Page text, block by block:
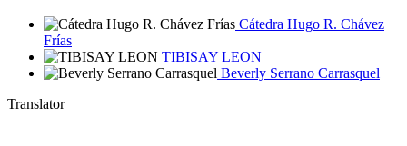
Cátedra Hugo R. Chávez
Frías
TIBISAY LEON
Beverly Serrano Carrasquel
Translator